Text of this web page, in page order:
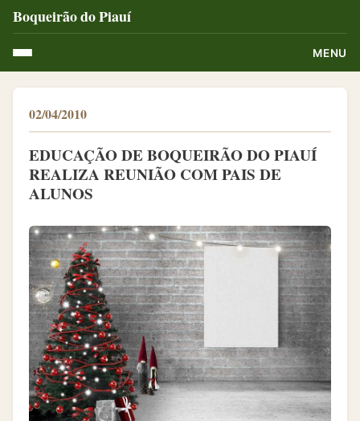
Boqueirão do Piauí
MENU
02/04/2010
EDUCAÇÃO DE BOQUEIRÃO DO PIAUÍ
REALIZA REUNIÃO COM PAIS DE
ALUNOS